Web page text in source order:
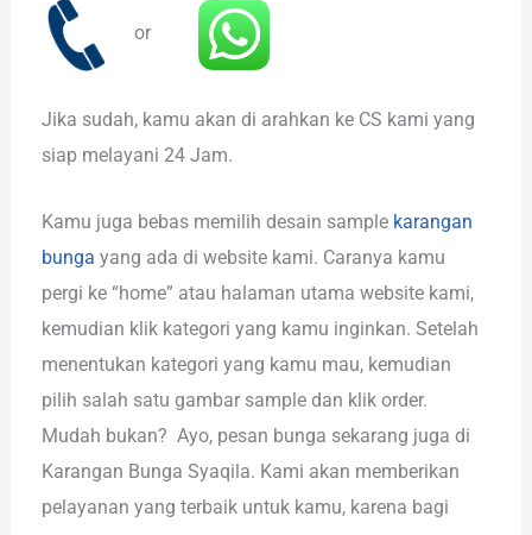
or
Jika sudah, kamu akan di arahkan ke CS kami yang
siap melayani 24 Jam.
Kamu juga bebas memilih desain sample karangan
bunga yang ada di website kami. Caranya kamu
pergi ke “home” atau halaman utama website kami,
kemudian klik kategori yang kamu inginkan. Setelah
menentukan kategori yang kamu mau, kemudian
pilih salah satu gambar sample dan klik order.
Mudah bukan? Ayo, pesan bunga sekarang juga di
Karangan Bunga Syaqila. Kami akan memberikan
pelayanan yang terbaik untuk kamu, karena bagi